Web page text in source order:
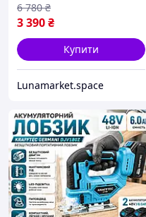
3 390₴
6 780 ₴
Купити
Lunamarket.space